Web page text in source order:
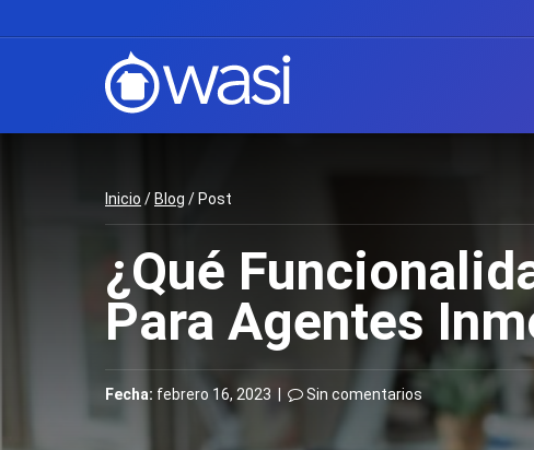
Inicio / Blog / Post
¿Qué
Para Agentes
Fecha: febrero 16, 2023 | Sin comentarios